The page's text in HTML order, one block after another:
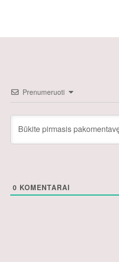
Prenumeruoti
0 KOMENTARAI